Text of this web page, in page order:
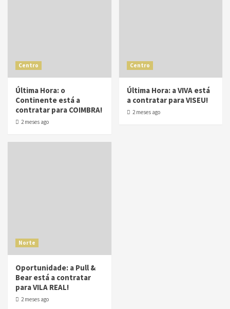
Centro
Última Hora: o
Continente está a
contratar para COIMBRA!
2 meses ago
Centro
Última Hora: a VIVA está
a contratar para VISEU!
2 meses ago
Norte
Oportunidade: a Pull &
Bear está a contratar
para VILA REAL!
2 meses ago